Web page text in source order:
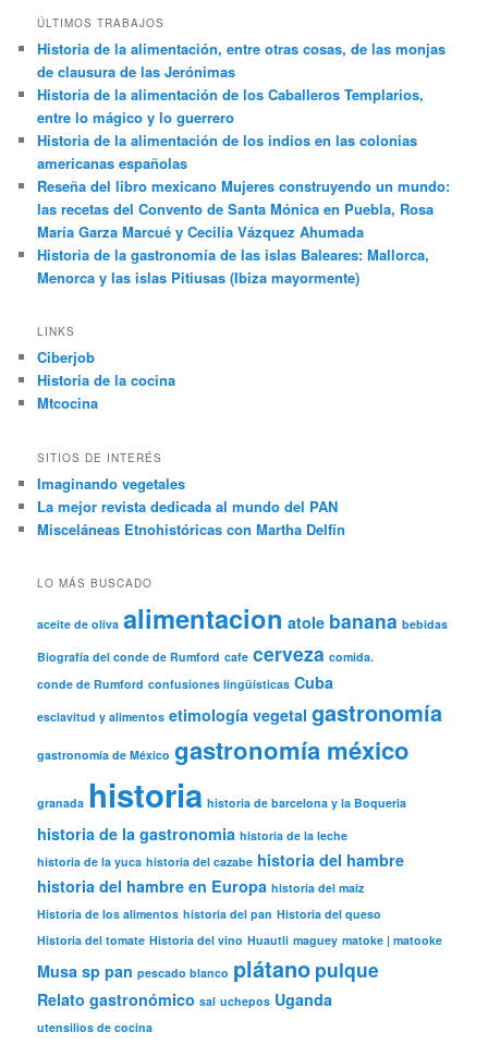
ÚLTIMOS TRABAJOS
Historia de la alimentación, entre otras cosas, de las monjas
de clausura de las Jerónimas
Historia de la alimentación de los Caballeros Templarios,
entre lo mágico y lo guerrero
Historia de la alimentación de los indios en las colonias
americanas españolas
Reseña del libro mexicano Mujeres construyendo un mundo:
las recetas del Convento de Santa Mónica en Puebla, Rosa
María Garza Marcué y Cecilia Vázquez Ahumada
Historia de la gastronomía de las islas Baleares: Mallorca,
Menorca y las islas Pitiusas (Ibiza mayormente)
LINKS
Ciberjob
Historia de la cocina
Mtcocina
SITIOS DE INTERÉS
Imaginando vegetales
La mejor revista dedicada al mundo del PAN
Misceláneas Etnohistóricas con Martha Delfín
LO MÁS BUSCADO
aceite de oliva alimentacion atole banana bebidas
Biografía del conde de Rumford cafe cerveza comida.
conde de Rumford confusiones lingüísticas Cuba
esclavitud y alimentos etimología vegetal gastronomía
gastronomía de México gastronomía méxico
granada historia historia de barcelona y la Boqueria
historia de la gastronomia historia de la leche
historia de la yuca historia del cazabe historia del hambre
historia del hambre en Europa historia del maíz
Historia de los alimentos historia del pan Historia del queso
Historia del tomate Historia del vino Huautli maguey matoke | matooke
Musa sp pan pescado blanco plátano pulque
Relato gastronómico sal uchepos Uganda
utensilios de cocina